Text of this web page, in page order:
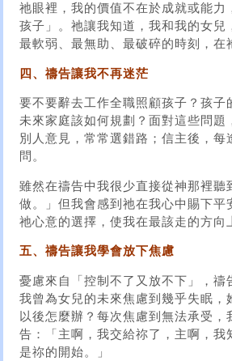
祂眼裡，我的價值不在於成就或能力
孩子」。祂讓我知道，我和我的女兒
最軟弱、最無助、最破碎的時刻，在
四、禱告讓我不再迷茫
要不要辭去工作全職照顧孩子？孩子
未來家庭該如何規劃？面對這些問題
別人意見，常常選錯路；信主後，每
問。
雖然在禱告中我很少直接從神那裡聽
做。」但我會感到祂在我心中賜下平
祂心意的選擇，使我在最該走的方向
五、禱告讓我學會放下焦慮
憂慮來自「控制不了又放不下」，禱
我曾為女兒的未來焦慮到幾乎失眠，
以後怎麼辦？每次焦慮到無法承受，
告：「主啊，我交給祢了，主啊，我
是祢的開始。」